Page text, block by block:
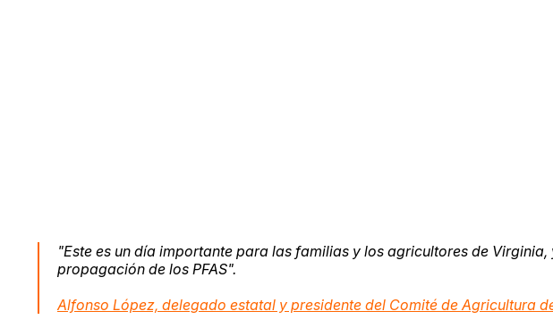
"Este es un día importante para las familias y los agricultores de
propagación de los PFAS".
Alfonso López, delegado estatal y presidente del Comité de Agricultura